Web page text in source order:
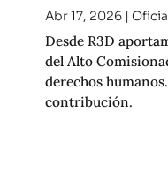
Abr 17, 2026|
Desde R3D
del Alto
derechos
contribución.